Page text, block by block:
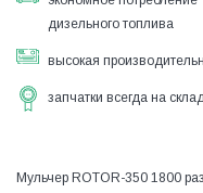
дизельного топлива
высокая
запчатки всегда на
Мульчер ROTOR-350 1800